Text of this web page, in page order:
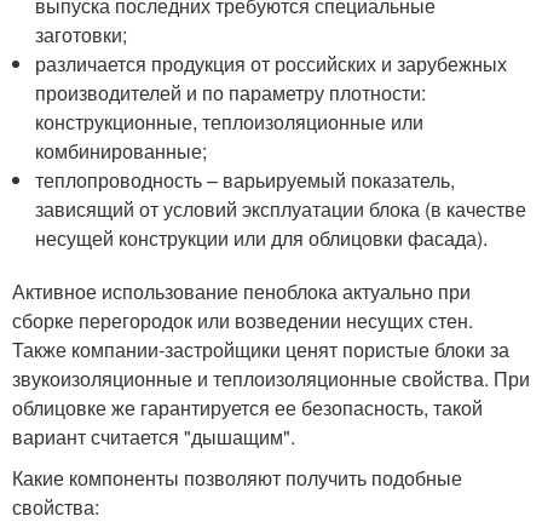
заготовки;
различается продукция от российских и зарубежных
производителей и по параметру плотности:
конструкционные, теплоизоляционные или
комбинированные;
теплопроводность – варьируемый показатель,
зависящий от условий эксплуатации блока (в качестве
несущей конструкции или для облицовки фасада).
Активное использование пеноблока актуально при
сборке перегородок или возведении несущих стен.
Также компании-застройщики ценят пористые блоки за
звукоизоляционные и теплоизоляционные свойства. При
облицовке же гарантируется ее безопасность, такой
вариант считается "дышащим".
Какие компоненты позволяют получить подобные
свойства: